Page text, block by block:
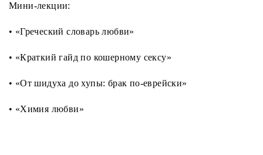
Мини-лекции:
• «Греческий словарь любви»
• «Краткий гайд по кошерному сексу»
• «От шидуха до хупы: брак по-еврейски»
• «Химия любви»